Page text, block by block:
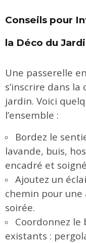
Conseils pour
la Déco du
Une passerelle
s’inscrire dans
jardin. Voici
l’ensemble :
Bordez le
lavande, buis,
encadré et
Ajoutez un
chemin pour une
soirée.
Coordonnez le
existants :